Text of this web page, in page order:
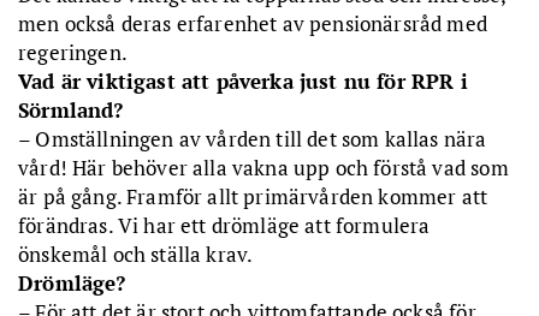
men också deras erfarenhet av pensionärsråd med
regeringen.
Vad är viktigast att påverka just nu för RPR i
Sörmland?
– Omställningen av vården till det som kallas nära
vård! Här behöver alla vakna upp och förstå vad som
är på gång. Framför allt primärvården kommer att
förändras. Vi har ett drömläge att formulera
önskemål och ställa krav.
Drömläge?